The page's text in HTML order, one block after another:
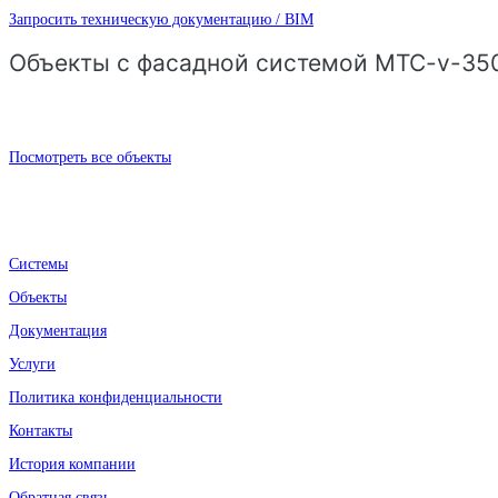
Запросить техническую документацию / BIM
Объекты с фасадной системой MTC-v-
Посмотреть все объекты
Системы
Объекты
Документация
Услуги
Политика конфиденциальности
Контакты
История компании